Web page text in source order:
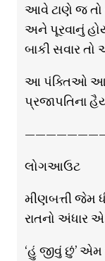
આવે ટાણે જ તો
અને પૂરવાનું
બાકી સવાર
આ પંક્તિઓ
પ્રજાપતિના
લોગઆઉટ
મીણબત્તી જેમ
રાતનો અંધાર
‘હું જીવું છું’